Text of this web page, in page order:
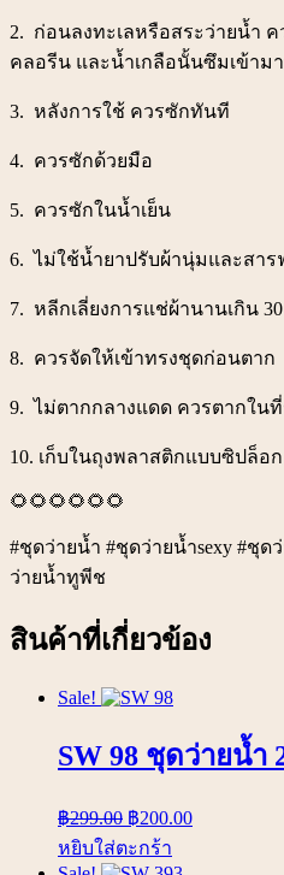
2. ก่อนลงทะเลหรือสระว่ายน้ำ
คลอรีน และน้ำเกลือนั้นซึมเข้าม
3. หลังการใช้ ควรซักทันที
4. ควรซักด้วยมือ
5. ควรซักในน้ำเย็น
6. ไม่ใช้น้ำยาปรับผ้านุ่มและสาร
7. หลีกเลี่ยงการแช่ผ้านานเกิน
8. ควรจัดให้เข้าทรงชุดก่อนตาก
9. ไม่ตากกลางแดด ควรตากใน
10. เก็บในถุงพลาสติกแบบซิปล็อ
🌻🌻🌻🌻🌻🌻
#ชุดว่ายน้ำ #ชุดว่ายน้ำsexy #ชุ
ว่ายน้ำทูพีช
สินค้าที่เกี่ยวข้อง
Sale!
SW 98 ชุดว่ายน้
฿299.00 ฿200.00
หยิบใส่ตะกร้า